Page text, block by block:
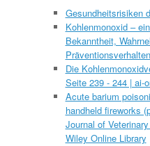
Gesundheitsrisiken
Kohlenmonoxid –
Bekanntheit,
Die
Seite 239 - 244 | ai-
Acute barium
handheld fireworks
Journal of
Wiley Online Library